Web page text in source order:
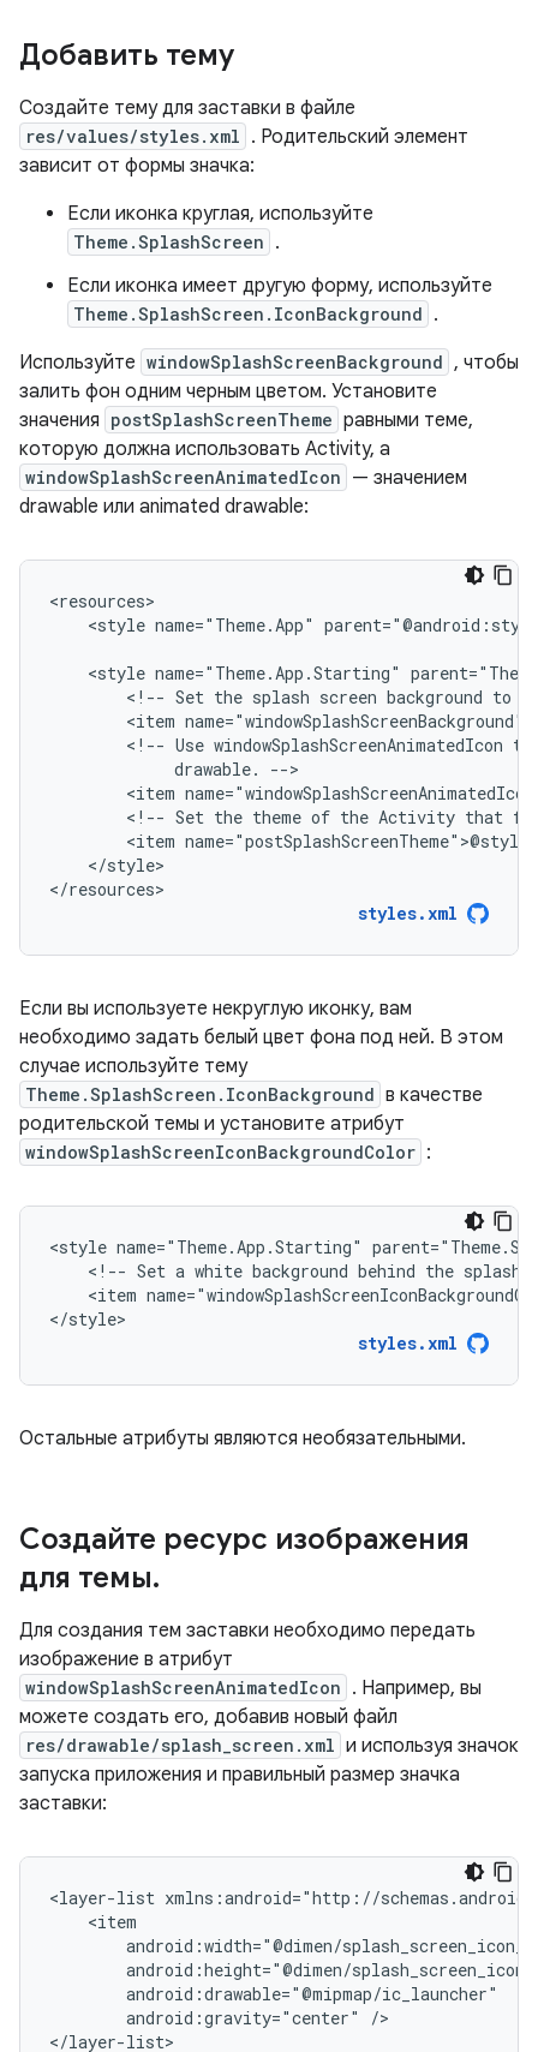
Добавить тему
Создайте тему для заставки в файле
res/values/styles.xml . Родительский элемент
зависит от формы значка:
Если иконка круглая, используйте
Theme.SplashScreen .
Если иконка имеет другую форму, используйте
Theme.SplashScreen.IconBackground .
Используйте windowSplashScreenBackground , чтобы
залить фон одним черным цветом. Установите
значения postSplashScreenTheme равными теме,
которую должна использовать Activity, а
windowSplashScreenAnimatedIcon — значением
drawable или animated drawable:
<style name="Theme.App"
<style name="Theme.App.Starting"
<!-- Set the splash screen background to
<item
<!-- Use windowSplashScreenAnimatedIcon to
drawable.
<item
<!-- Set the theme of the Activity that
<item
</style>
</resources>
styles.xml
Если вы используете некруглую иконку, вам
необходимо задать белый цвет фона под ней. В этом
случае используйте тему
Theme.SplashScreen.IconBackground в качестве
родительской темы и установите атрибут
windowSplashScreenIconBackgroundColor :
<style name="Theme.App.Starting"
<!-- Set a white background behind the splash
<item
</style>
styles.xml
Остальные атрибуты являются необязательными.
Создайте ресурс изображения
для темы.
Для создания тем заставки необходимо передать
изображение в атрибут
windowSplashScreenAnimatedIcon . Например, вы
можете создать его, добавив новый файл
res/drawable/splash_screen.xml и используя значок
запуска приложения и правильный размер значка
заставки:
<layer-list
android:gravity="center"
/>
</layer-list>